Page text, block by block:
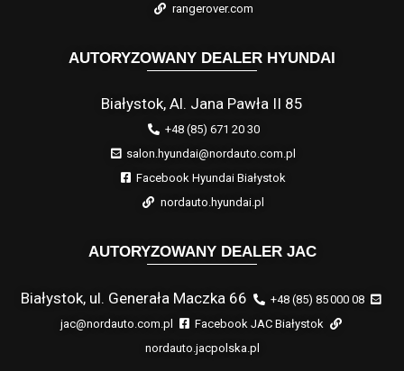
rangerover.com
AUTORYZOWANY DEALER HYUNDAI
Białystok, Al. Jana Pawła II 85
+48 (85) 671 20 30
salon.hyundai@nordauto.com.pl
Facebook Hyundai Białystok
nordauto.hyundai.pl
AUTORYZOWANY DEALER JAC
Białystok, ul. Generała Maczka 66
+48 (85) 85 000 08
jac@nordauto.com.pl
Facebook JAC Białystok
nordauto.jacpolska.pl